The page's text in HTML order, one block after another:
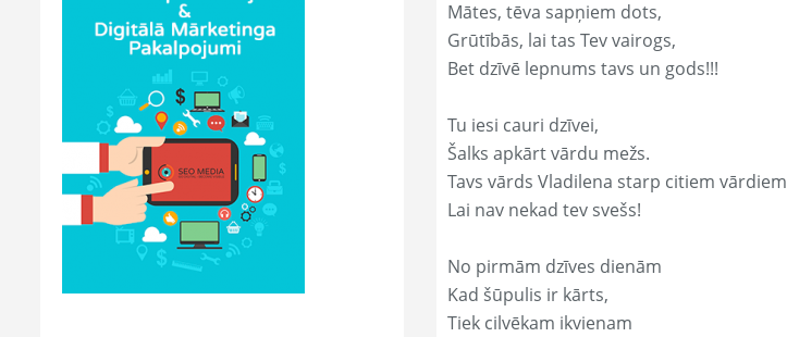
Mātes, tēva sapņiem dots,
Grūtībās, lai tas Tev vairogs,
Bet dzīvē lepnums tavs un gods!!!
Tu iesi cauri dzīvei,
Šalks apkārt vārdu mežs.
Tavs vārds Vladilena starp citiem vārdiem
Lai nav nekad tev svešs!
No pirmām dzīves dienām
Kad šūpulis ir kārts,
Tiek cilvēkam ikvienam